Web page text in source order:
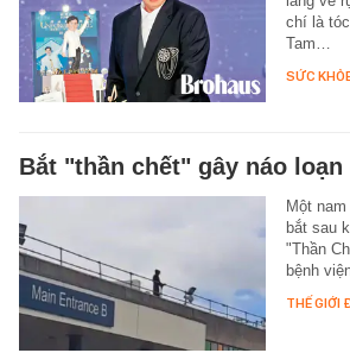
chí là
Tam…
SỨC
Bắt "thần chết" gây náo
Một
bắt sau
"Thần
bệnh
THẾ GIỚI